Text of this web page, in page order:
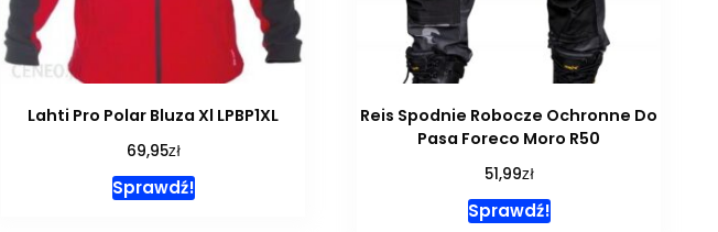
Lahti Pro Polar Bluza Xl LPBP1XL
69,95zł
Sprawdź!
Reis Spodnie Robocze Ochronne Do
Pasa Foreco Moro R50
51,99zł
Sprawdź!